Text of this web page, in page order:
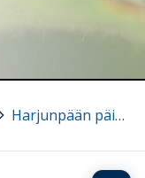
Harjunpään päiväkoti